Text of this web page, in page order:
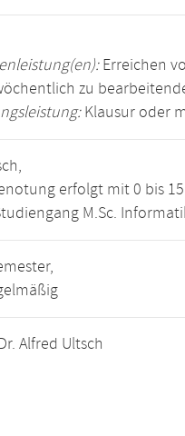
Erreichen
zu
Klausur oder
erfolgt mit 0 bis
M.Sc.
Alfred Ultsch